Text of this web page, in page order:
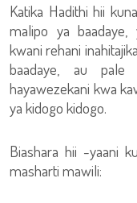
Katika Hadithi hii
malipo ya baadaye,
kwani rehani
baadaye, au
hayawezekani kwa
ya kidogo kidogo.
Biashara hii -yaani
masharti mawili: